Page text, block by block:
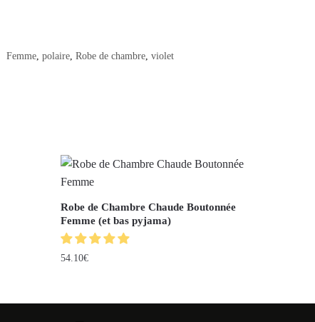
Femme, polaire, Robe de chambre, violet
Robe de Chambre Chaude Boutonnée
Femme (et bas pyjama)
54.10€